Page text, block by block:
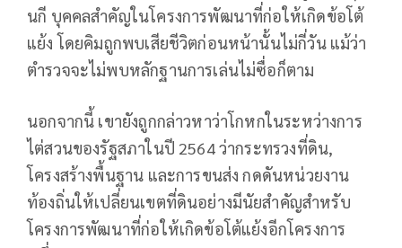
นกี บุคคลสำคัญในโครงการพัฒนาที่ก่อให้เกิดข้อโต้
แย้ง โดยคิมถูกพบเสียชีวิตก่อนหน้านั้นไม่กี่วัน แม้ว่า
ตำรวจจะไม่พบหลักฐานการเล่นไม่ซื่อก็ตาม
นอกจากนี้ เขายังถูกกล่าวหาว่าโกหกในระหว่างการ
ไต่สวนของรัฐสภาในปี 2564 ว่ากระทรวงที่ดิน,
โครงสร้างพื้นฐาน และการขนส่ง กดดันหน่วยงาน
ท้องถิ่นให้เปลี่ยนเขตที่ดินอย่างมีนัยสำคัญสำหรับ
โครงการพัฒนาที่ก่อให้เกิดข้อโต้แย้งอีกโครงการ